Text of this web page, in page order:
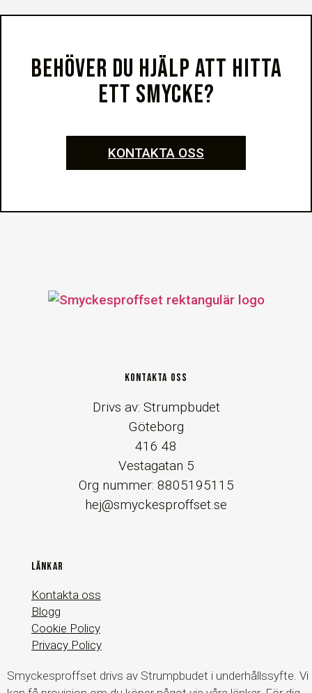
BEHÖVER DU HJÄLP ATT HITTA
ETT SMYCKE?
KONTAKTA OSS
KONTAKTA OSS
Drivs av: Strumpbudet
Göteborg
416 48
Vestagatan 5
Org nummer: 8805195115
hej@smyckesproffset.se
LÄNKAR
Kontakta oss
Blogg
Cookie Policy
Privacy Policy
Smyckesproffset drivs av Strumpbudet i underhållssyfte. Vi